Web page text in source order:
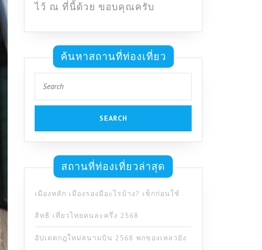
ไว้ ณ ที่นี้ด้วย ขอบคุณครับ
ค้นหาสถานที่ท่องเที่ยว
for:
สถานที่ท่องเที่ยวล่าสุด
เมืองหลัก เมืองรองมีอะไรบ้าง? เช็กก่อนใช้
สิทธิ เที่ยวไทยคนละครึ่ง 2568
อัปเดตกฎใหม่สนามบิน 2568 พกของเหลวยัง